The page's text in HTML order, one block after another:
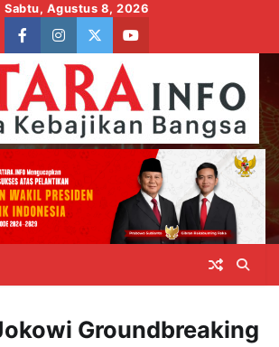
Sabtu, Agustus 8, 2026
facebookinstagram
twitteryoutube
Groundbreaking